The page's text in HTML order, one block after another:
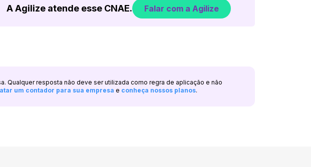
A Agilize atende esse CNAE. Falar com a Agilize
Qualquer resposta não deve ser utilizada como regra de aplicação e não
um contador para sua empresa e conheça nossos planos.